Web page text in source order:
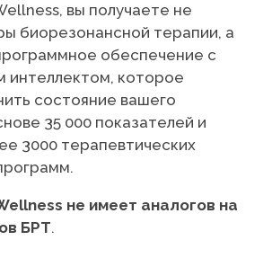
вы получаете не
биорезонансной терапии, а
обеспечение с
интеллектом, которое
состояние вашего
35 000 показателей и
3000 терапевтических
не имеет аналогов на
БРТ.